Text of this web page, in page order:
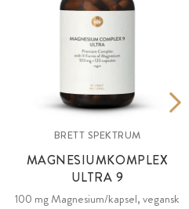
BRETT SPEKTRUM
MAGNESIUMKOMPLEX
ULTRA 9
100 mg Magnesium/kapsel, vegansk